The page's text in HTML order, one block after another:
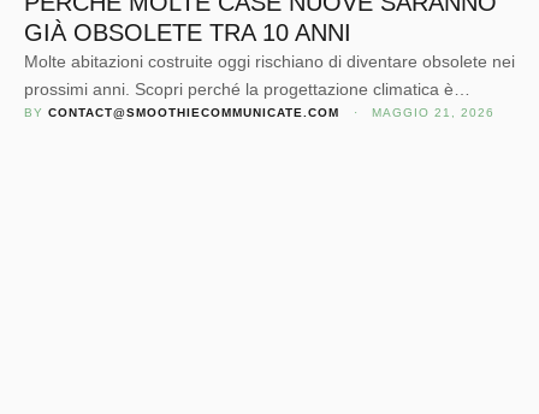
GIÀ OBSOLETE TRA 10 ANNI
Molte abitazioni costruite oggi rischiano di diventare obsolete nei
prossimi anni. Scopri perché la progettazione climatica è
fondamentale per comfort, efficienza e valore nel tempo.
BY CONTACT@SMOOTHIECOMMUNICATE.COM · MAGGIO 21, 2026